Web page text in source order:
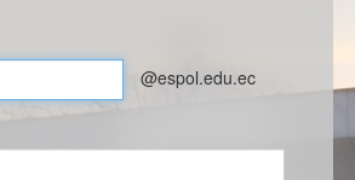
@espol.edu.ec